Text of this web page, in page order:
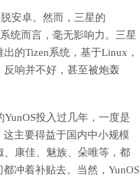
安卓。然而，三星的
统而言，毫无影响力。三星
的Tizen系统，基于Linux，
响并不好，甚至被炮轰
投入过几年，一度是
主要得益于国内中小规模
康佳、魅族、朵唯等，都
冲着补贴去。当然，YunOS